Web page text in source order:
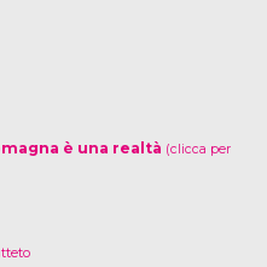
è una realtà (clicca per